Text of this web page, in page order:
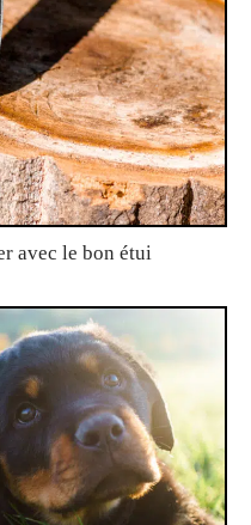
avec le bon étui